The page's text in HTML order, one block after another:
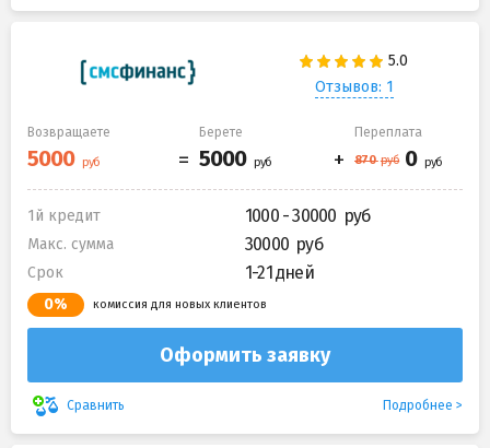
Отзывов: 1
Возвращаете Берете Переплата
1й кредит 1000 - 30000
Макс. сумма 30000
Срок 1-21 дней
0% комиссия для новых клиентов
Оформить заявку
Сравнить Подробнее